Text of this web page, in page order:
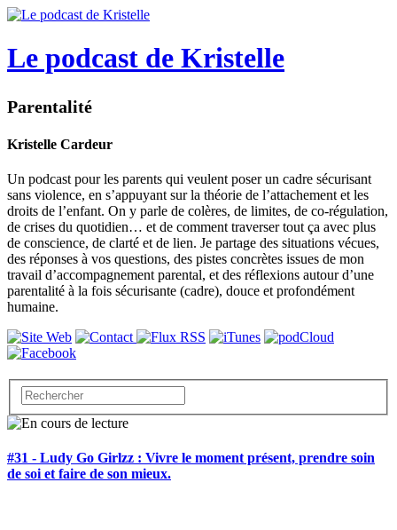
Le podcast de Kristelle
Parentalité
Kristelle Cardeur
Un podcast pour les parents qui veulent poser un cadre sécurisant
sans violence, en s’appuyant sur la théorie de l’attachement et les
droits de l’enfant. On y parle de colères, de limites, de co-régulation,
de crises du quotidien… et de comment traverser tout ça avec plus
de conscience, de clarté et de lien. Je partage des situations vécues,
des réponses à vos questions, des pistes concrètes issues de mon
travail d’accompagnement parental, et des réflexions autour d’une
parentalité à la fois sécurisante (cadre), douce et profondément
humaine.
#31 - Ludy Go Girlzz : Vivre le moment présent, prendre soin
de soi et faire de son mieux.